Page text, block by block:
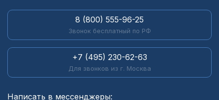
8 (800) 555-96-25
Звонок бесплатный по РФ
+7 (495) 230-62-63
Для звонков из г. Москва
Написать в мессенджеры: